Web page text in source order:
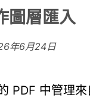
圖層匯入
年6月24日
PDF 中管理